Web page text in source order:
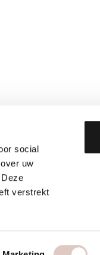
social
uw
verstrekt